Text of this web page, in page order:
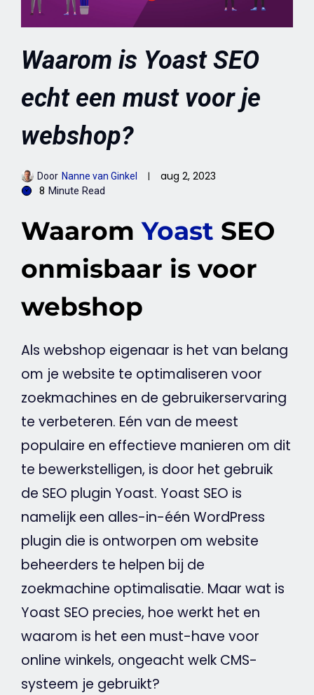
Waarom is Yoast SEO
echt een must voor je
webshop?
Door Nanne van Ginkel aug 2, 2023
8 Minute Read
WaaromYoast SEO
onmisbaar is voor
webshop
Als webshop eigenaar is het van belang
om je website te optimaliseren voor
zoekmachines en de gebruikerservaring
te verbeteren. Eén van de meest
populaire en effectieve manieren om dit
te bewerkstelligen, is door het gebruik
de SEO plugin Yoast. Yoast SEO is
namelijk een alles-in-één WordPress
plugin die is ontworpen om website
beheerders te helpen bij de
zoekmachine optimalisatie. Maar wat is
Yoast SEO precies, hoe werkt het en
waarom is het een must-have voor
online winkels, ongeacht welk CMS-
systeem je gebruikt?